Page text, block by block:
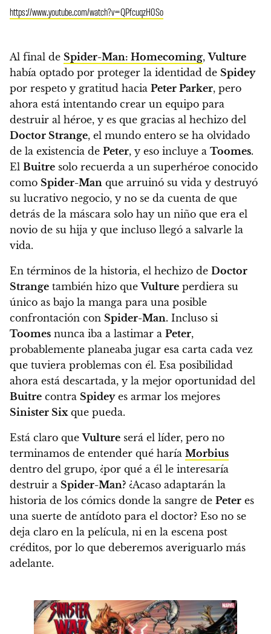
https://www.youtube.com/watch?v=QPfcuqzH0So
Al final de Spider-Man: Homecoming,Vulture
había optado por proteger la identidad de Spidey
por respeto y gratitud hacia Peter Parker, pero
ahora está intentando crear un equipo para
destruir al héroe, y es que gracias al hechizo del
Doctor Strange, el mundo entero se ha olvidado
de la existencia de Peter, y eso incluye a Toomes.
El Buitre solo recuerda a un superhéroe conocido
como Spider-Man que arruinó su vida y destruyó
su lucrativo negocio, y no se da cuenta de que
detrás de la máscara solo hay un niño que era el
novio de su hija y que incluso llegó a salvarle la
vida.
En términos de la historia, el hechizo de Doctor
Strange también hizo queVulture perdiera su
único as bajo la manga para una posible
confrontación con Spider-Man. Incluso si
Toomes nunca iba a lastimar a Peter,
probablemente planeaba jugar esa carta cada vez
que tuviera problemas con él. Esa posibilidad
ahora está descartada, y la mejor oportunidad del
Buitre contra Spideyes armar los mejores
Sinister Sixque pueda.
Está claro queVulture será el líder, pero no
terminamos de entender qué haría Morbius
dentro del grupo, ¿por qué a él le interesaría
destruir a Spider-Man? ¿Acaso adaptarán la
historia de los cómics donde la sangre de Peter es
una suerte de antídoto para el doctor? Eso no se
deja claro en la película, ni en la escena post
créditos, por lo que deberemos averiguarlo más
adelante.